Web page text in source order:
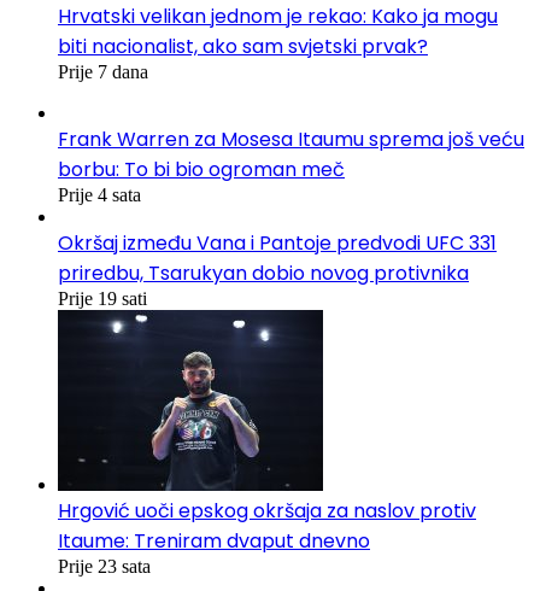
Hrvatski velikan jednom je rekao: Kako ja mogu
biti nacionalist, ako sam svjetski prvak?
Prije 7 dana
Frank Warren za Mosesa Itaumu sprema još veću
borbu: To bi bio ogroman meč
Prije 4 sata
Okršaj između Vana i Pantoje predvodi UFC 331
priredbu, Tsarukyan dobio novog protivnika
Prije 19 sati
Hrgović uoči epskog okršaja za naslov protiv
Itaume: Treniram dvaput dnevno
Prije 23 sata